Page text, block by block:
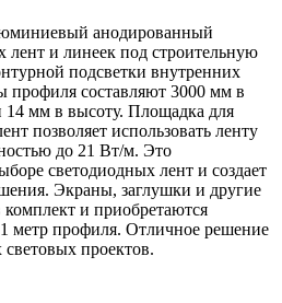
анодированный
лент и линеек под строительную
подсветки внутренних
профиля составляют 3000 мм в
мм в высоту. Площадка для
позволяет использовать ленту
до 21 Вт/м. Это
светодиодных лент и создает
Экраны, заглушки и другие
и приобретаются
1 метр профиля. Отличное решение
проектов.